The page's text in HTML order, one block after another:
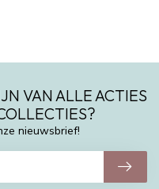
VAN ALLE ACTIES
nieuwsbrief!